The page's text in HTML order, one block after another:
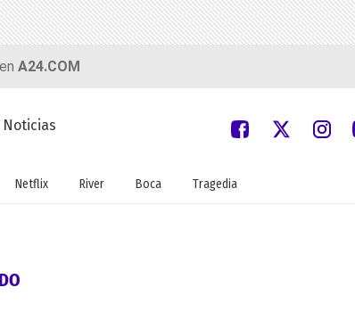
A24.COM
Netflix River Boca Tragedia